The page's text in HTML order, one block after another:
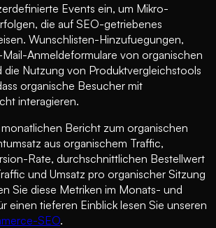
Events ein, um Mikro-
die auf SEO-getriebenes
Wunschlisten-Hinzufuegungen,
Anmeldeformulare von organischen
die Nutzung von Produktvergleichstools
organische Besucher mit
interagieren.
Bericht zum organischen
aus organischem Traffic,
Rate, durchschnittlichen Bestellwert
und Umsatz pro organischer Sitzung
Sie diese Metriken im Monats- und
einen tieferen Einblick lesen Sie unseren
SEO.